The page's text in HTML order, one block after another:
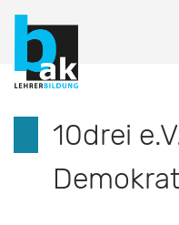
10drei